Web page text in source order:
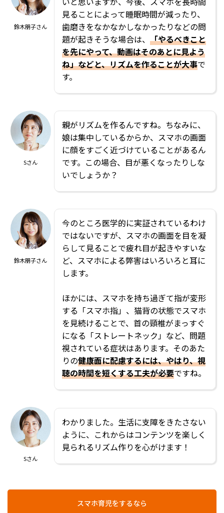
鈴木朋子さん
見ることによって睡眠時間が減ったり、
歯磨きをなかなかしなかったりなどの問
題が起きそうな場合は、 「やるべきこと
を先にやって、動画はそのあとに見よう
ね」などと、リズムを作ることが大事で
す。
Sさん
親がリズムを作るんですね。ちなみに、
娘は集中しているからか、スマホの画面
に顔をすごく近づけていることがあるん
です。この場合、目が悪くなったりしな
いでしょうか？
鈴木朋子さん
今のところ医学的に実証されているわけ
ではないですが、スマホの画面を目を凝
らして見ることで疲れ目が起きやすいな
ど、スマホによる弊害はいろいろと耳に
します。
ほかには、スマホを持ち過ぎて指が変形
する「スマホ指」、猫背の状態でスマホ
を見続けることで、首の頸椎がまっすぐ
になる「ストレートネック」など、問題
視されている症状はあります。そのあた
りの健康面に配慮するには、やはり、視
聴の時間を短くする工夫が必要ですね。
Sさん
わかりました。生活に支障をきたさない
ように、これからはコンテンツを楽しく
見られるリズム作りを心がけます！
スマホ育児をするなら